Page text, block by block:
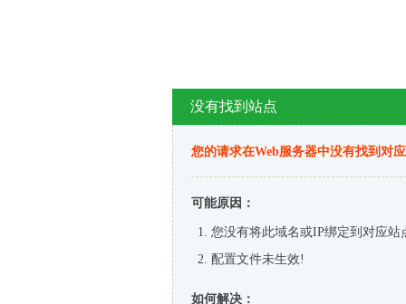
没有找到站点
您的请求在Web服务器中没有找到对
可能原因：
您没有将此域名或IP绑定到对应站
配置文件未生效!
如何解决：